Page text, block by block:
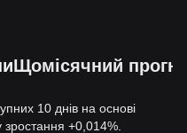
Щомісячний
10 днів на основі
+0,014%.